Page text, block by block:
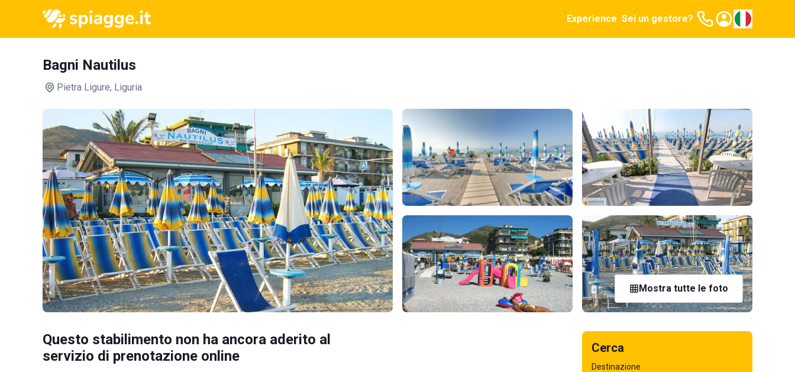
Experience Sei un gestore?
Bagni Nautilus
Pietra Ligure, Liguria
Mostra tutte le foto
Questo stabilimento non ha ancora aderito al
servizio di prenotazione online
Cerca
Destinazione